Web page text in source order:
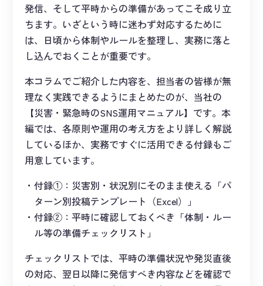
発信、そして平時からの準備があってこそ成り立
ちます。いざという時に迷わず対応するために
は、日頃から体制やルールを整理し、実務に落と
し込んでおくことが重要です。
本コラムでご紹介した内容を、担当者の皆様が無
理なく実践できるようにまとめたのが、当社の
【災害・緊急時のSNS運用マニュアル】です。本
編では、各原則や運用の考え方をより詳しく解説
しているほか、実務ですぐに活用できる付録もご
用意しています。
付録①：災害別・状況別にそのまま使える「パ
ターン別投稿テンプレート（Excel）」
付録②：平時に確認しておくべき「体制・ルー
ル等の準備チェックリスト」
チェックリストでは、平時の準備状況や発災直後
の対応、翌日以降に発信すべき内容などを確認で